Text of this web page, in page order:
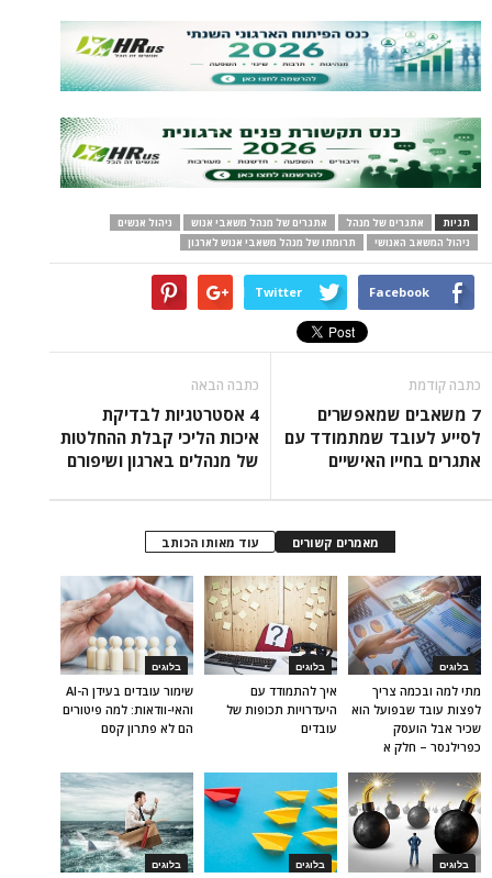
תגיות אתגרים של מנהל אתגרים של מנהל משאבי אנוש
ניהול אנשים
ניהול המשאב האנושי
תרומתו של מנהל משאבי אנוש לארגון
Facebook
Twitter
כתבה קודמת
7 משאבים שמאפשרים
לסייע לעובד שמתמודד עם
אתגרים בחייו האישיים
כתבה הבאה
4 אסטרטגיות לבדיקת
איכות הליכי קבלת ההחלטות
של מנהלים בארגון ושיפורם
מאמרים קשורים עוד מאותו הכותב
בלוגים
שימור עובדים בעידן ה-AI
והאי-וודאות: למה פיטורים
הם לא פתרון קסם
בלוגים
איך להתמודד עם
היעדרויות תכופות של
עובדים
בלוגים
מתי למה ובכמה צריך
לפצות עובד שבפועל הוא
שכיר אבל הועסק
כפרילנסר – חלק א
בלוגים בלוגים בלוגים